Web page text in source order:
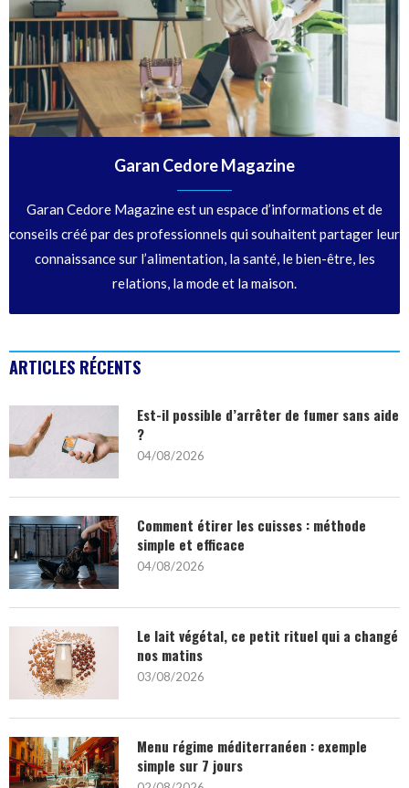
Garan Cedore Magazine
Garan Cedore Magazine est un espace d’informations et de
conseils créé par des professionnels qui souhaitent partager leur
connaissance sur l’alimentation, la santé, le bien-être, les
relations, la mode et la maison.
ARTICLES RÉCENTS
Est-il possible d’arrêter de fumer sans aide
?
04/08/2026
Comment étirer les cuisses : méthode
simple et efficace
04/08/2026
Le lait végétal, ce petit rituel qui a changé
nos matins
03/08/2026
Menu régime méditerranéen : exemple
simple sur 7 jours